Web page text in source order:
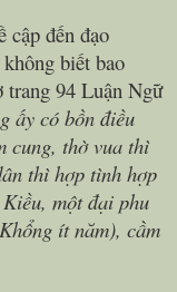
đến đạo
biết bao
trang 94 Luận Ngữ
ấy có bồn điều
cung, thờ vua thì
thì hợp tình hợp
một đại phu
ít năm), cầm